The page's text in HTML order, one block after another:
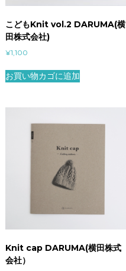
こどもKnit vol.2 DARUMA(横
田株式会社)
¥1,100
お買い物カゴに追加
Knit cap DARUMA(横田株式
会社）